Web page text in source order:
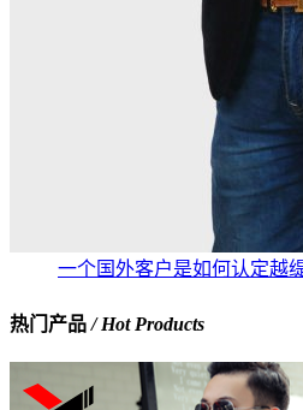
一个国外客户是如何认定越
热门产品/ Hot Products